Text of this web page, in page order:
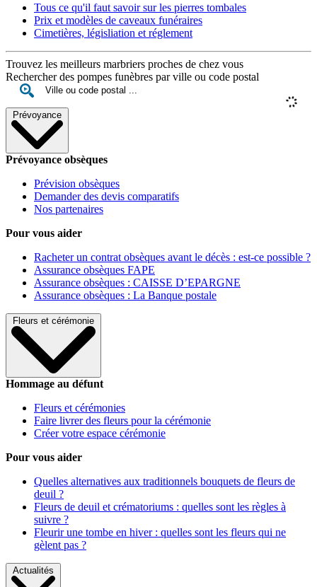
Tous ce qu'il faut savoir sur les pierres tombales
Prix et modèles de caveaux funéraires
Cimetières, législiation et réglement
Trouvez les meilleurs marbriers proches de chez vous
Rechercher des pompes funèbres par ville ou code postal
Prévoyance
Prévoyance obsèques
Prévision obsèques
Demander des devis comparatifs
Nos partenaires
Pour vous aider
Racheter un contrat obsèques avant le décès : est-ce possible ?
Assurance obsèques FAPE
Assurance obsèques : CAISSE D’EPARGNE
Assurance obsèques : La Banque postale
Fleurs et cérémonie
Hommage au défunt
Fleurs et cérémonies
Faire livrer des fleurs pour la cérémonie
Créer votre espace cérémonie
Pour vous aider
Quelles alternatives aux traditionnels bouquets de fleurs de
deuil ?
Fleurs de deuil et crématoriums : quelles sont les règles à
suivre ?
Fleurir une tombe en hiver : quelles sont les fleurs qui ne
gèlent pas ?
Actualités